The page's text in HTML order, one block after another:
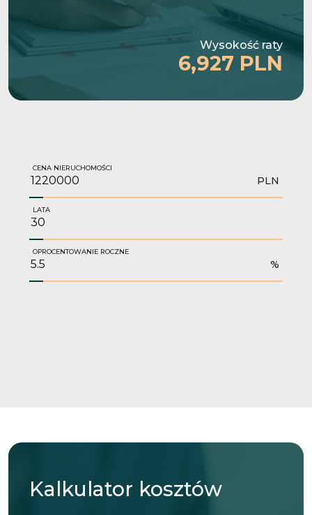
Wysokość raty
6,927 PLN
CENA NIERUCHOMOŚCI
PLN
LATA
OPROCENTOWANIE ROCZNE
%
Kalkulator kosztów